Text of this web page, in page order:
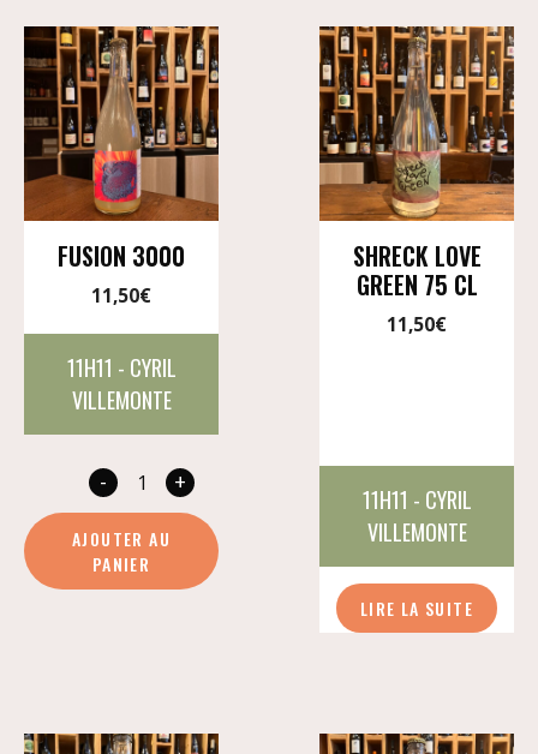
FUSION 3000
11,50€
11H11 - CYRIL
VILLEMONTE
-
quantité
de
Fusion
3000
+
AJOUTER AU
PANIER
SHRECK LOVE
GREEN 75 CL
11,50€
11H11 - CYRIL
VILLEMONTE
LIRE LA SUITE